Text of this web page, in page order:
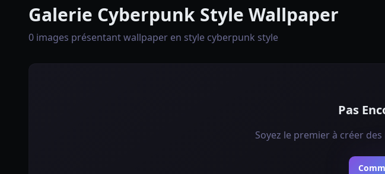
Galerie Cyberpunk Style Wallpaper
0 images présentant wallpaper en style cyberpunk style
Pas
Soyez le premier à créer